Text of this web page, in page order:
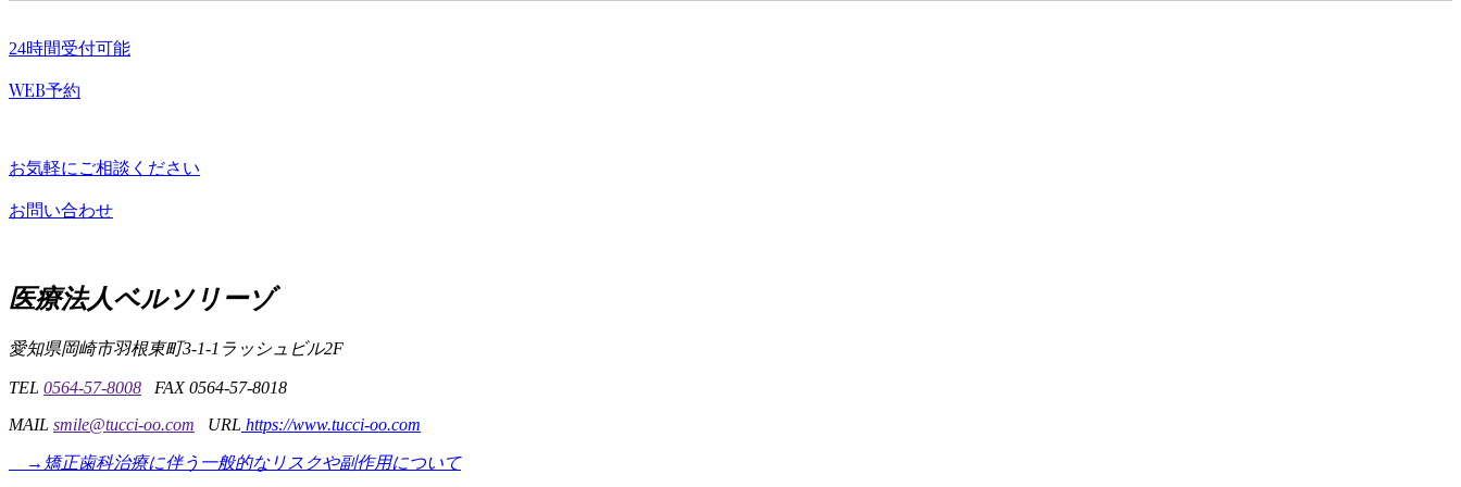
24時間受付可能
WEB予約
お気軽にご相談ください
お問い合わせ
医療法人ベルソリーゾ
愛知県岡崎市羽根東町3-1-1 ラッシュビル2F
TEL 0564-57-8008
FAX 0564-57-8018
MAIL smile@tucci-oo.com URL https://www.tucci-oo.com
→矯正歯科治療に伴う一般的なリスクや副作用について